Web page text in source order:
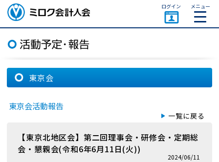
ミロク会計人会 MIROKU
ACCOUNTING PERSON
ASSOCIATION
ログイン メニュー
東京会
東京会活動報告
一覧に戻る
【東京北地区会】第二回理事会・研修会・定期総
会・懇親会(令和6年6月11日(火))
2024/06/11